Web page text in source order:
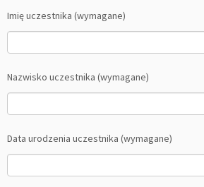
Imię uczestnika (wymagane)
Nazwisko uczestnika (wymagane)
Data urodzenia uczestnika (wymagane)